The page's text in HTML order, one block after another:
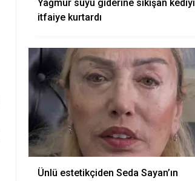
Yağmur suyu giderine sıkışan kediyi
itfaiye kurtardı
Ünlü estetikçiden Seda Sayan’ın